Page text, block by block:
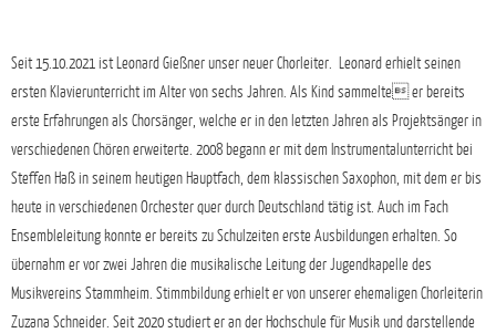
Seit 15.10.2021 ist Leonard Gießner unser neuer Chorleiter. Leonard erhielt seinen
ersten Klavierunterricht im Alter von sechs Jahren. Als Kind sammelte er bereits
erste Erfahrungen als Chorsänger, welche er in den letzten Jahren als Projektsänger in
verschiedenen Chören erweiterte. 2008 begann er mit dem Instrumentalunterricht bei
Steffen Haß in seinem heutigen Hauptfach, dem klassischen Saxophon, mit dem er bis
heute in verschiedenen Orchester quer durch Deutschland tätig ist. Auch im Fach
Ensembleleitung konnte er bereits zu Schulzeiten erste Ausbildungen erhalten. So
übernahm er vor zwei Jahren die musikalische Leitung der Jugendkapelle des
Musikvereins Stammheim. Stimmbildung erhielt er von unserer ehemaligen Chorleiterin
Zuzana Schneider. Seit 2020 studiert er an der Hochschule für Musik und darstellende